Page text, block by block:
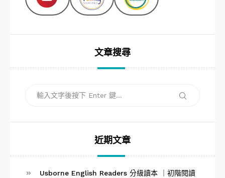
文章搜尋
搜
近期文章
Usborne English Readers 分級讀本 ｜初階閱讀